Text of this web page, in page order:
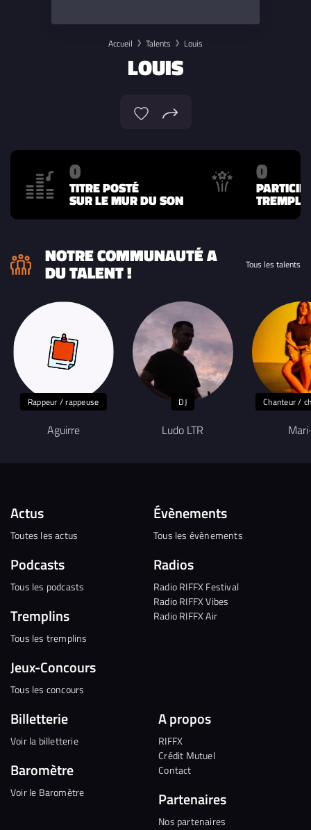
Accueil Talents Louis
LOUIS
0
TITRE POSTÉ
SUR LE MUR DU SON
0
NOTRE COMMUNAUTÉ A
DU TALENT ! Tous les talents
Rappeur / rappeuse
Aguirre
DJ
Ludo LTR
Chanteur /
Actus
Toutes les actus
Podcasts
Tous les podcasts
Tremplins
Tous les tremplins
Jeux-Concours
Tous les concours
Évènements
Tous les évènements
Radios
Radio RIFFX Festival
Radio RIFFX Vibes
Radio RIFFX Air
Billetterie
Voir la billetterie
Baromètre
Voir le Baromètre
A propos
RIFFX
Crédit Mutuel
Contact
Partenaires
Nos partenaires